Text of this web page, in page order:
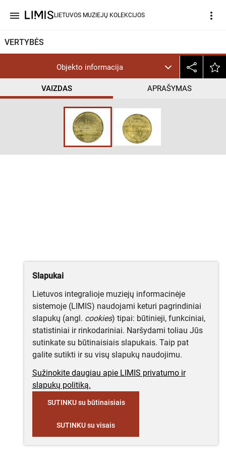
menu LIETUVOS MUZIEJŲ KOLEKCIJOS more_vert
VERTYBĖS
Objekto informacija
VAIZDAS APRAŠYMAS
Slapukai
Lietuvos integralioje muziejų informacinėje
sistemoje (LIMIS) naudojami keturi pagrindiniai
slapukų (angl. cookies) tipai: būtinieji, funkciniai,
statistiniai ir rinkodariniai. Naršydami toliau Jūs
sutinkate su būtinaisiais slapukais. Taip pat
galite sutikti ir su visų slapukų naudojimu.
Sužinokite daugiau apie LIMIS privatumo ir
slapukų politiką.
SUTINKU su būtinaisiais
SUTINKU su visais